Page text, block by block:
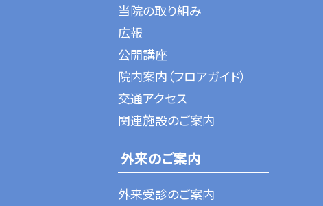
当院の取り組み
広報
公開講座
院内案内（フロアガイド）
交通アクセス
関連施設のご案内
外来のご案内
外来受診のご案内